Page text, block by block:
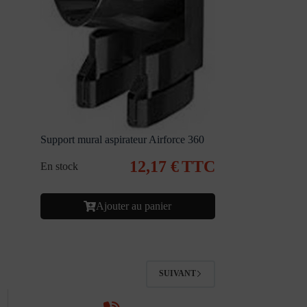
Support mural aspirateur Airforce 360
En stock 12,17 €TTC
Ajouter au panier
SUIVANT